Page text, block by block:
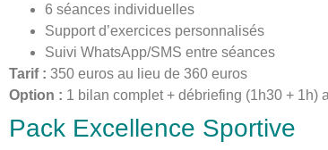
6 séances individuelles
Support d’exercices personnalisés
Suivi WhatsApp/SMS entre séances
Tarif : 350 euros au lieu de 360 euros
Option : 1 bilan complet + débriefing (1h30 + 1h)
Pack Excellence Sportive